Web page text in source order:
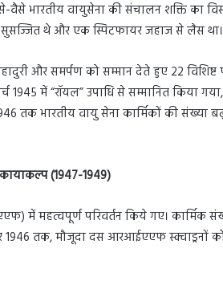
वायुसेना की संचालन शक्ति का
थे और एक स्पिटफायर जहाज से लैस था।
और समर्पण को सम्मान देते हुए 22
1945 में “रॉयल” उपाधि से सम्मानित किया
तक भारतीय वायु सेना कार्मिकों की
कायाकल्प (1947-1949)
में महत्वपूर्ण परिवर्तन किये गए।
तक, मौजूदा दस आरआईएएफ स्क्वाड्रनों